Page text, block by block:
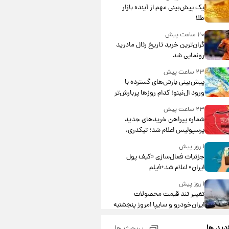
یک پیش‌بینی مهم از آینده بازار
طلا
۲۰ ساعت پیش
گران‌ترین خرید تاریخ رئال مادرید
رونمایی شد
۲۳ ساعت پیش
پیش‌بینی بارش‌های گسترده با
ورود ال‌نینو؛ کدام روزها پربارش‌تر
۲۳ ساعت پیش
شماره پیراهن خریدهای جدید
پرسپولیس اعلام شد؛ تیکدری،
محبی و سرگیف با اعداد ویژه
۱ روز پیش
جزئیات فعال‌سازی «کیف پول
ایران» اعلام شد+فیلم
۱ روز پیش
تغییر تند قیمت محصولات
ایران‌خودرو و سایپا امروز پنجشنبه